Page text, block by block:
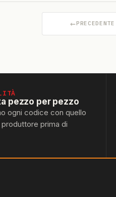
←PRECEDENTE
pezzo per pezzo
ogni codice con quello
prima di